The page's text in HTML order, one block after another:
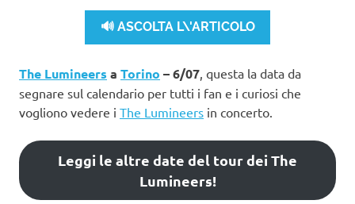
🔊 ASCOLTA L\'ARTICOLO
The Lumineers a Torino – 6/07 , questa la data da
segnare sul calendario per tutti i fan e i curiosi che
vogliono vedere i The Lumineers in concerto.
Leggi le altre date del tour dei The
Lumineers!